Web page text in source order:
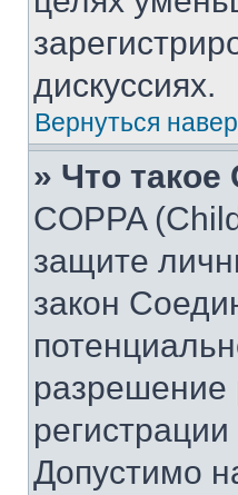
дискуссиях.
Вернуться
» Что такое
COPPA
защите
закон
разрешение
Допустимо